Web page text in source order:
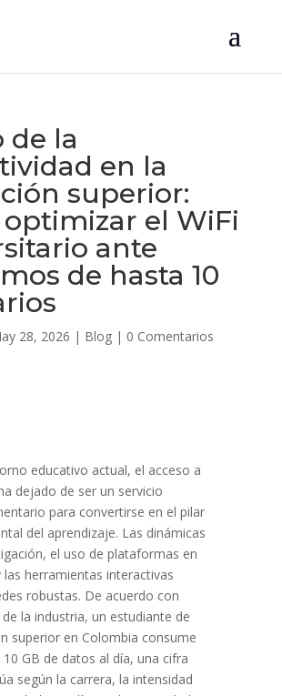
de la
en la
superior:
el WiFi
ante
de hasta 10
28, 2026 | Blog| 0 Comentarios
educativo actual, el acceso a
dejado de ser un servicio
para convertirse en el pilar
del aprendizaje. Las dinámicas
el uso de plataformas en
las herramientas interactivas
robustas. De acuerdo con
la industria, un estudiante de
superior en Colombia consume
GB de datos al día, una cifra
según la carrera, la intensidad